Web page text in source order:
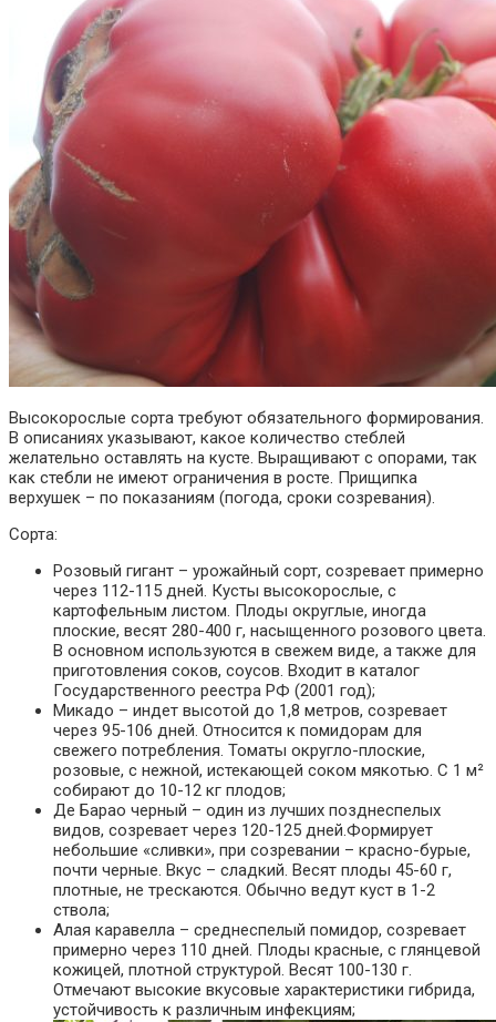
Высокорослые сорта требуют обязательного формирования.
В описаниях указывают, какое количество стеблей
желательно оставлять на кусте. Выращивают с опорами, так
как стебли не имеют ограничения в росте. Прищипка
верхушек – по показаниям (погода, сроки созревания).
Сорта:
Розовый гигант – урожайный сорт, созревает примерно
через 112-115 дней. Кусты высокорослые, с
картофельным листом. Плоды округлые, иногда
плоские, весят 280-400 г, насыщенного розового цвета.
В основном используются в свежем виде, а также для
приготовления соков, соусов. Входит в каталог
Государственного реестра РФ (2001 год);
Микадо – индет высотой до 1,8 метров, созревает
через 95-106 дней. Относится к помидорам для
свежего потребления. Томаты округло-плоские,
розовые, с нежной, истекающей соком мякотью. С 1 м²
собирают до 10-12 кг плодов;
Де Барао черный – один из лучших позднеспелых
видов, созревает через 120-125 дней.Формирует
небольшие «сливки», при созревании – красно-бурые,
почти черные. Вкус – сладкий. Весят плоды 45-60 г,
плотные, не трескаются. Обычно ведут куст в 1-2
ствола;
Алая каравелла – среднеспелый помидор, созревает
примерно через 110 дней. Плоды красные, с глянцевой
кожицей, плотной структурой. Весят 100-130 г.
Отмечают высокие вкусовые характеристики гибрида,
устойчивость к различным инфекциям;